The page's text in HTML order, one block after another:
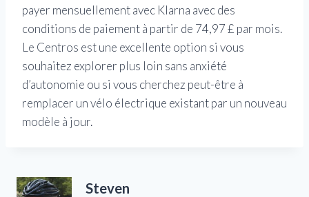
payer mensuellement avec Klarna avec des
conditions de paiement à partir de 74,97 £ par mois.
Le Centros est une excellente option si vous
souhaitez explorer plus loin sans anxiété
d’autonomie ou si vous cherchez peut-être à
remplacer un vélo électrique existant par un nouveau
modèle à jour.
Steven